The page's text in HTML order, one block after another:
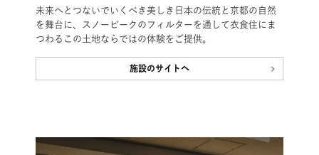
未来へとつないでいくべき美しき日本の伝統と京都の自然
を舞台に、スノーピークのフィルターを通して衣食住にま
つわるこの土地ならではの体験をご提供。
施設のサイトへ